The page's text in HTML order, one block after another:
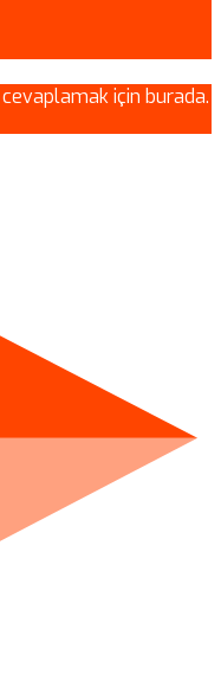
cevaplamak için burada.